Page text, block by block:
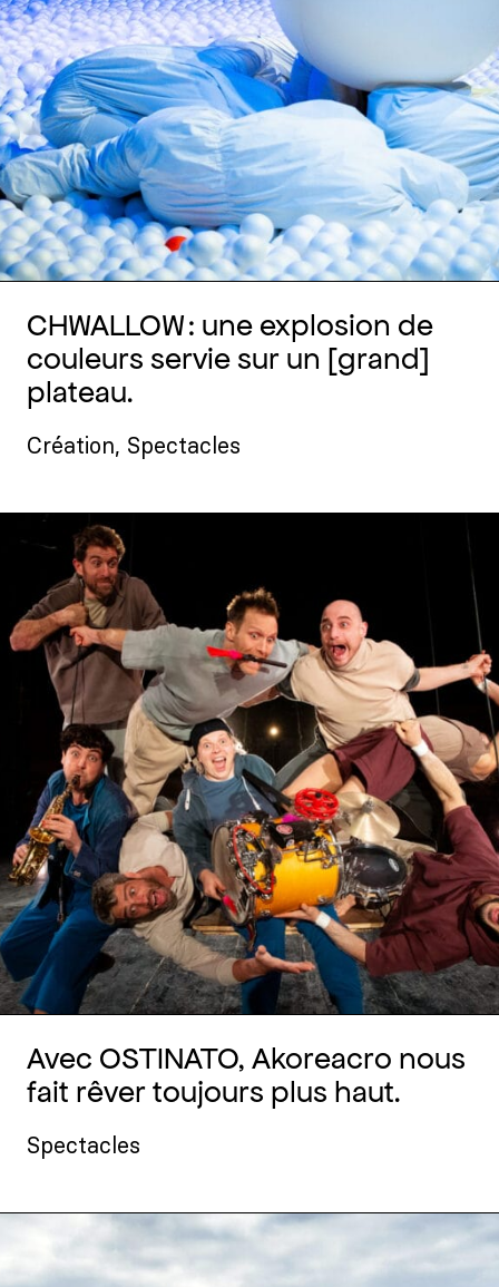
CHWALLOW : une explosion de
couleurs servie sur un [grand]
plateau.
Création, Spectacles
Avec OSTINATO, Akoreacro nous
fait rêver toujours plus haut.
Spectacles